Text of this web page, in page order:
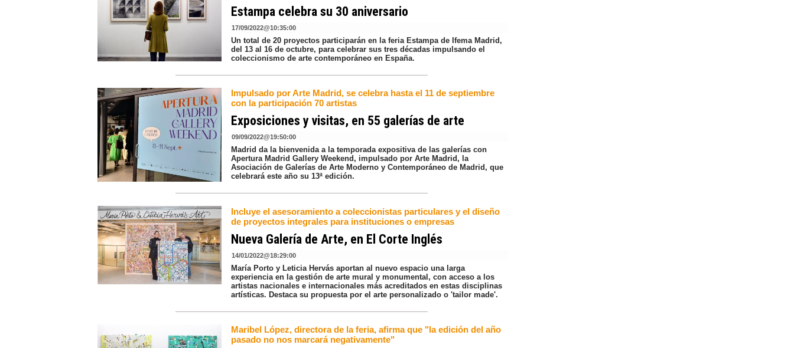
Estampa celebra su 30 aniversario
17/09/2022@10:35:00
Un total de 20 proyectos participarán en la feria Estampa de Ifema Madrid,
del 13 al 16 de octubre, para celebrar sus tres décadas impulsando el
coleccionismo de arte contemporáneo en España.
Impulsado por Arte Madrid, se celebra hasta el 11 de septiembre
con la participación 70 artistas
Exposiciones y visitas, en 55 galerías de arte
09/09/2022@19:50:00
Madrid da la bienvenida a la temporada expositiva de las galerías con
Apertura Madrid Gallery Weekend, impulsado por Arte Madrid, la
Asociación de Galerías de Arte Moderno y Contemporáneo de Madrid, que
celebrará este año su 13ª edición.
Incluye el asesoramiento a coleccionistas particulares y el diseño
de proyectos integrales para instituciones o empresas
Nueva Galería de Arte, en El Corte Inglés
14/01/2022@18:29:00
María Porto y Leticia Hervás aportan al nuevo espacio una larga
experiencia en la gestión de arte mural y monumental, con acceso a los
artistas nacionales e internacionales más acreditados en estas disciplinas
artísticas. Destaca su propuesta por el arte personalizado o 'tailor made'.
Maribel López, directora de la feria, afirma que "la edición del año
pasado no nos marcará negativamente"